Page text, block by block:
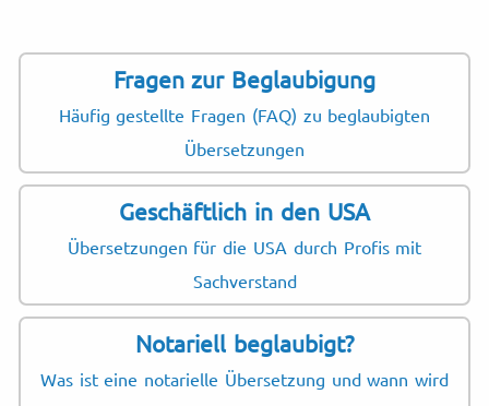
Fragen zur Beglaubigung
Häufig gestellte Fragen (FAQ) zu beglaubigten
Übersetzungen
Geschäftlich in den USA
Übersetzungen für die USA durch Profis mit
Sachverstand
Notariell beglaubigt?
Was ist eine notarielle Übersetzung und wann wird